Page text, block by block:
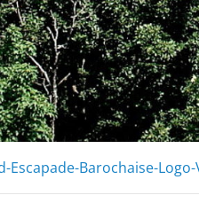
montagnes, en Alsace
Escapade-Barochaise-Logo-